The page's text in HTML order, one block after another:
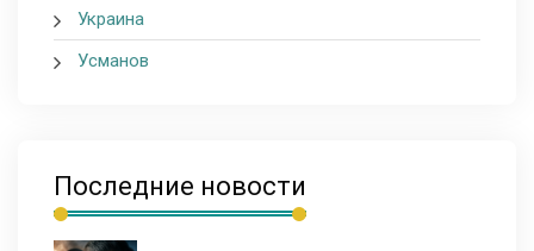
Украина
Усманов
Последние новости